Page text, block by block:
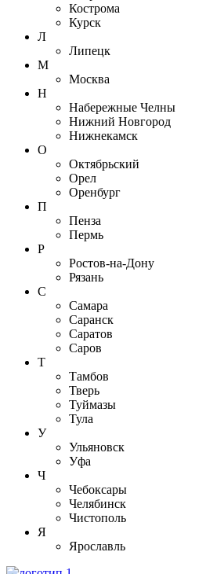
Кострома
Курск
Л
Липецк
М
Москва
Н
Набережные Челны
Нижний Новгород
Нижнекамск
О
Октябрьский
Орел
Оренбург
П
Пенза
Пермь
Р
Ростов-на-Дону
Рязань
С
Самара
Саранск
Саратов
Саров
Т
Тамбов
Тверь
Туймазы
Тула
У
Ульяновск
Уфа
Ч
Чебоксары
Челябинск
Чистополь
Я
Ярославль